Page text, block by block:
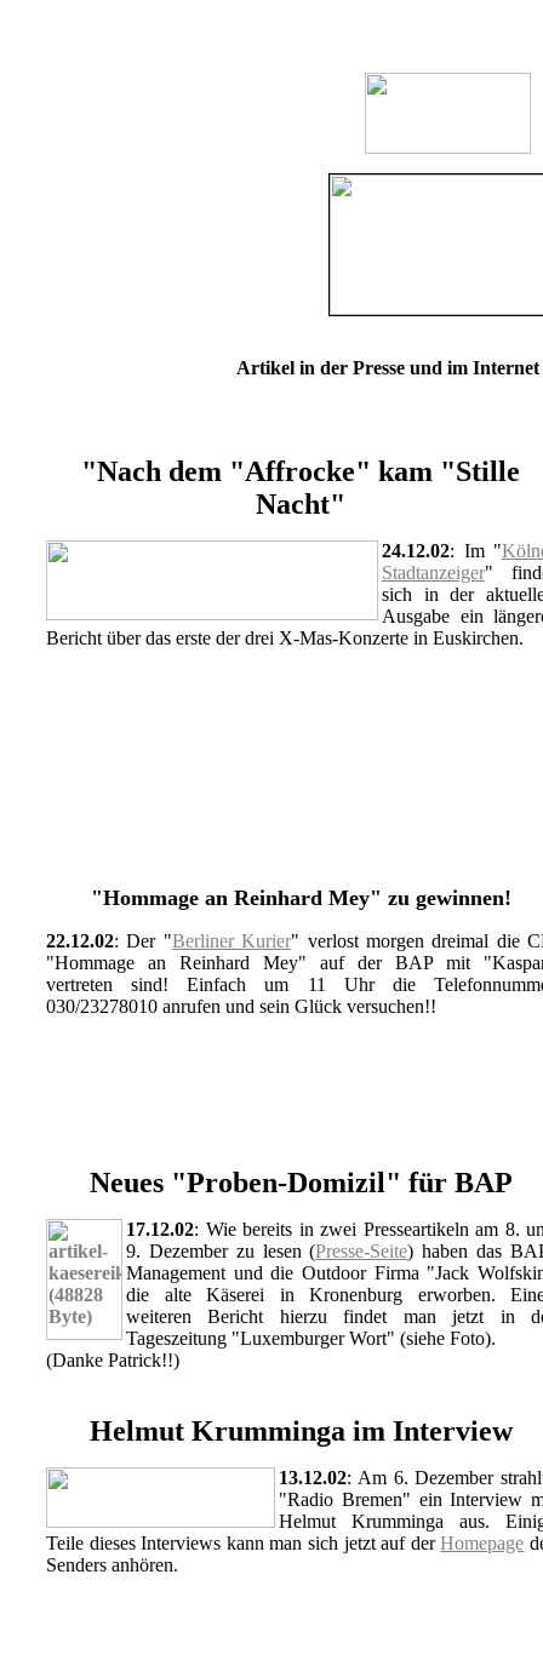
Artikel in der Presse und im
"Nach dem "Affrocke" kam "Stille
Nacht"
24.12.02: Im "
Stadtanzeiger"
sich in der
Ausgabe ein
Bericht über das erste der drei X-Mas-Konzerte in Euskirchen.
"Hommage an Reinhard Mey" zu gewinnen!
22.12.02: Der "Berliner Kurier" verlost morgen dreimal die
"Hommage an Reinhard Mey" auf der BAP mit
vertreten sind! Einfach um 11 Uhr die
030/23278010 anrufen und sein Glück versuchen!!
Neues "Proben-Domizil" für BAP
17.12.02: Wie bereits in zwei Presseartikeln am 8.
9. Dezember zu lesen (Presse-Seite) haben das
Management und die Outdoor Firma "Jack
die alte Käserei in Kronenburg erworben.
weiteren Bericht hierzu findet man jetzt in
Tageszeitung "Luxemburger Wort" (siehe Foto).
(Danke Patrick!!)
Helmut Krumminga im Interview
13.12.02: Am 6. Dezember
"Radio Bremen" ein Interview
Helmut Krumminga aus.
Teile dieses Interviews kann man sich jetzt auf derHomepage
Senders anhören.